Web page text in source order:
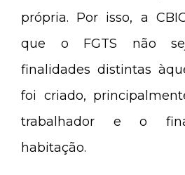
própria. Por isso, a
que o FGTS não
finalidades distintas
foi criado,
trabalhador e o
habitação.